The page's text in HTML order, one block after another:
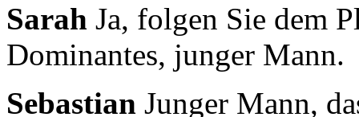
Sarah Ja, folgen Sie dem
Dominantes, junger Mann.
Sebastian Junger Mann,